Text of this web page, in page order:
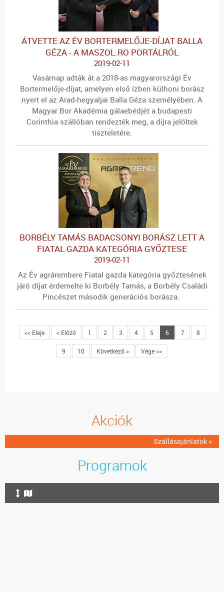
ÁTVETTE AZ ÉV BORTERMELŐJE-DÍJAT BALLA
GÉZA - A MASZOL.RO PORTÁLRÓL
2019-02-11
Vasárnap adták át a 2018-as magyarországi Év
Bortermelője-díjat, amelyen első ízben külhoni borász
nyert el az Arad-hegyaljai Balla Géza személyében. A
Magyar Bor Akadémia gálaebédjét a budapesti
Corinthia szállóban rendezték meg, a díjra jelöltek
tiszteletére.
BORBÉLY TAMÁS BADACSONYI BORÁSZ LETT A
FIATAL GAZDA KATEGÓRIA GYŐZTESE
2019-02-11
Az Év agrárembere Fiatal gazda kategória győztesének
járó díjat érdemelte ki Borbély Tamás, a Borbély Családi
Pincészet második generációs borásza.
<< Eleje < Előző 1 2 3 4 5 6 7 8
9 10 Következő > Vége >>
Akciók
Szállásajánlatok »
Programok